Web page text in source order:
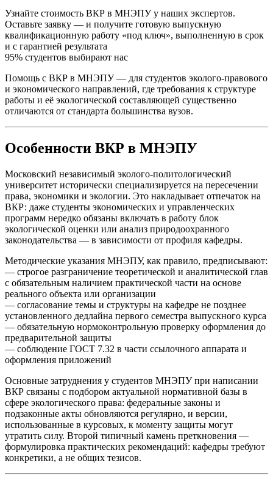
Узнайте стоимость ВКР в МНЭПУ у наших экспертов.
Оставьте заявку — и получите готовую выпускную
квалификационную работу «под ключ», выполненную в срок
и с гарантией результата
95% студентов выбирают нас
Помощь с ВКР в МНЭПУ — для студентов эколого-правового
и экономического направлений, где требования к структуре
работы и её экологической составляющей существенно
отличаются от стандарта большинства вузов.
Особенности ВКР в МНЭПУ
Московский независимый эколого-политологический
университет исторически специализируется на пересечении
права, экономики и экологии. Это накладывает отпечаток на
ВКР: даже студенты экономических и управленческих
программ нередко обязаны включать в работу блок
экологической оценки или анализ природоохранного
законодательства — в зависимости от профиля кафедры.
Методические указания МНЭПУ, как правило, предписывают:
— строгое разграничение теоретической и аналитической глав
с обязательным наличием практической части на основе
реального объекта или организации
— согласование темы и структуры на кафедре не позднее
установленного дедлайна первого семестра выпускного курса
— обязательную нормоконтрольную проверку оформления до
предварительной защиты
— соблюдение ГОСТ 7.32 в части ссылочного аппарата и
оформления приложений
Основные затруднения у студентов МНЭПУ при написании
ВКР связаны с подбором актуальной нормативной базы в
сфере экологического права: федеральные законы и
подзаконные акты обновляются регулярно, и версии,
использованные в курсовых, к моменту защиты могут
утратить силу. Второй типичный камень преткновения —
формулировка практических рекомендаций: кафедры требуют
конкретики, а не общих тезисов.